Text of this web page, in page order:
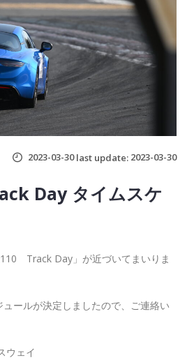
2023-03-30last update: 2023-03-30
Day タイムスケ
Track Day」が近づいてまいりま
ールが決定しましたので、ご連絡い
ウェイ